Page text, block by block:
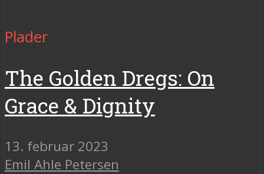
Plader
The Golden Dregs: On
Grace & Dignity
13. februar 2023
Emil Ahle Petersen